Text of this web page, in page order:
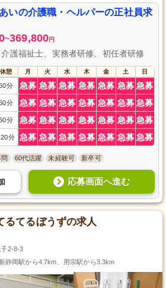
いの介護職・ヘルパーの正社員求
~369,800円
護福祉士、実務者研修、初任者研修
休憩 月 火 水 木 金 土 日
分 急募 急募 急募 急募 急募 急募 急募
分 急募 急募 急募 急募 急募 急募 急募
分 急募 急募 急募 急募 急募 急募 急募
分 急募 急募 急募 急募 急募 急募 急募
60代活躍 未経験可 新卒可
応募画面へ進む
るてるぼうずの求人
2-8-3
静岡駅から4.7km、用宗駅から3.3km